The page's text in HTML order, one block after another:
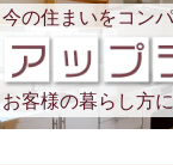
今の住まいをコン
お客様の暮らし方